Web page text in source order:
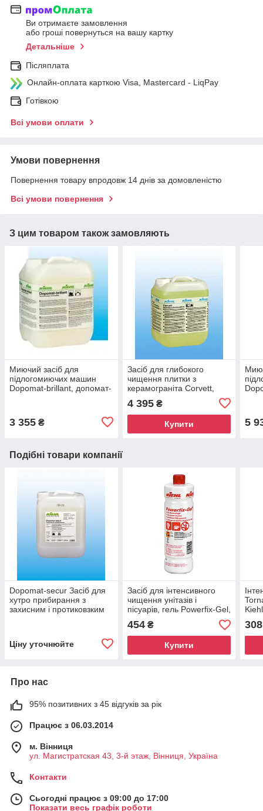
Ви отримаєте замовлення
або гроші повернуться на вашу картку
Детальніше
Післяплата
Онлайн-оплата карткою Visa, Mastercard - LiqPay
Готівкою
Всі умови оплати
Умови повернення
Повернення товару впродовж 14 днів за домовленістю
Всі умови повернення
З цим товаром також замовляють
Миючий засіб для
підлогомиючих машин
Dopomat-brillant, допомат-
3 355 ₴
Засіб для глибокого
чищення плитки з
керамограніта Corvett,
4 395₴
Купити 5
Подібні товари компанії
Dopomat-secur Засіб для
хутро прибирання з
захисним і протиковзким
Ціну уточнюйте
Засіб для інтенсивного
чищення унітазів і
пісуарів, гель Powerfix-Gel,
1л Kiehl
454₴
Купити
Kiehl
308
Про нас
95% позитивних з 45 відгуків за рік
Працює з 06.03.2014
м. Вінниця
ул. Магистратская 43, 3-й этаж, Вінниця, Україна
Контакти
Сьогодні працює з 09:00 до 17:00
Показати весь графік роботи